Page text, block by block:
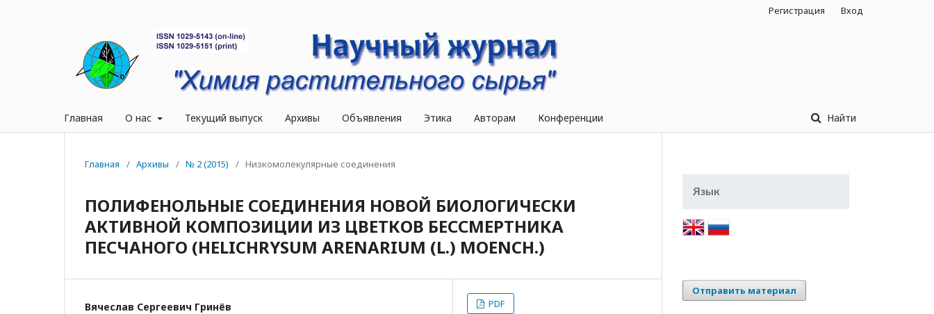
Главная О нас Текущий выпуск Архивы Объявления Этика Авторам Конференции Найти
Регистрация Вход
Главная / Архивы / № 2 (2015) / Низкомолекулярные соединения
ПОЛИФЕНОЛЬНЫЕ СОЕДИНЕНИЯ НОВОЙ БИОЛОГИЧЕСКИ
АКТИВНОЙ КОМПОЗИЦИИ ИЗ ЦВЕТКОВ БЕССМЕРТНИКА
ПЕСЧАНОГО (HELICHRYSUM ARENARIUM (L.) MOENCH.)
Вячеслав Сергеевич Гринёв PDF
Язык
Отправить материал